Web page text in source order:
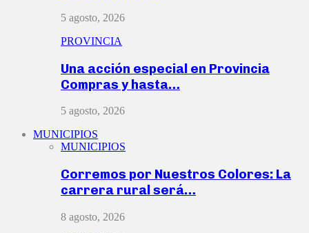
5 agosto, 2026
PROVINCIA
Una acción especial en Provincia
Compras y hasta…
5 agosto, 2026
MUNICIPIOS
MUNICIPIOS
Corremos por Nuestros Colores: La
carrera rural será…
8 agosto, 2026